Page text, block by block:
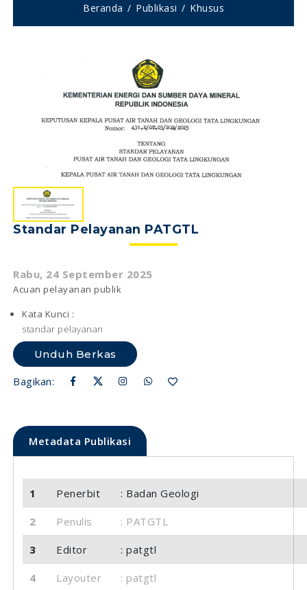
Beranda Publikasi Khusus
Standar Pelayanan PATGTL
Rabu, 24 September 2025
Acuan pelayanan publik
Kata Kunci :
standar pelayanan
Unduh Berkas
Bagikan:
Metadata Publikasi
1 Penerbit : Badan Geologi
2 Penulis : PATGTL
3 Editor : patgtl
4 Layouter : patgtl